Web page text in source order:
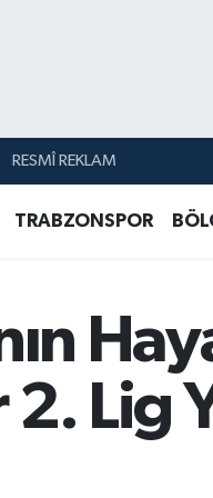
RESMÎ REKLAM
TRABZONSPOR
Lig